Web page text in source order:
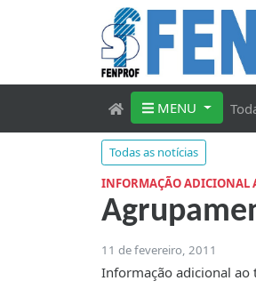
MENU
Todas as notícias
INFORMAÇÃO ADICIONAL
11 de fevereiro, 2011
Informação adicional ao